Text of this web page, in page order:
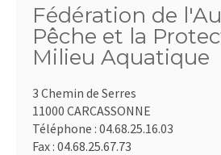
Fédération de
Pêche et la
Milieu Aquatique
3 Chemin de Serres
11000 CARCASSONNE
Téléphone : 04.68.25.16.03
Fax : 04.68.25.67.73